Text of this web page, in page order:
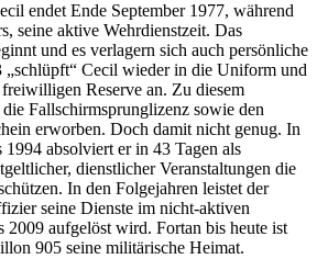
endet Ende September 1977, während
seine aktive Wehrdienstzeit. Das
und es verlagern sich auch persönliche
„schlüpft“ Cecil wieder in die Uniform und
Reserve an. Zu diesem
Fallschirmsprunglizenz sowie den
erworben. Doch damit nicht genug. In
1994 absolviert er in 43 Tagen als
dienstlicher Veranstaltungen die
In den Folgejahren leistet der
seine Dienste im nicht-aktiven
2009 aufgelöst wird. Fortan bis heute ist
905 seine militärische Heimat.